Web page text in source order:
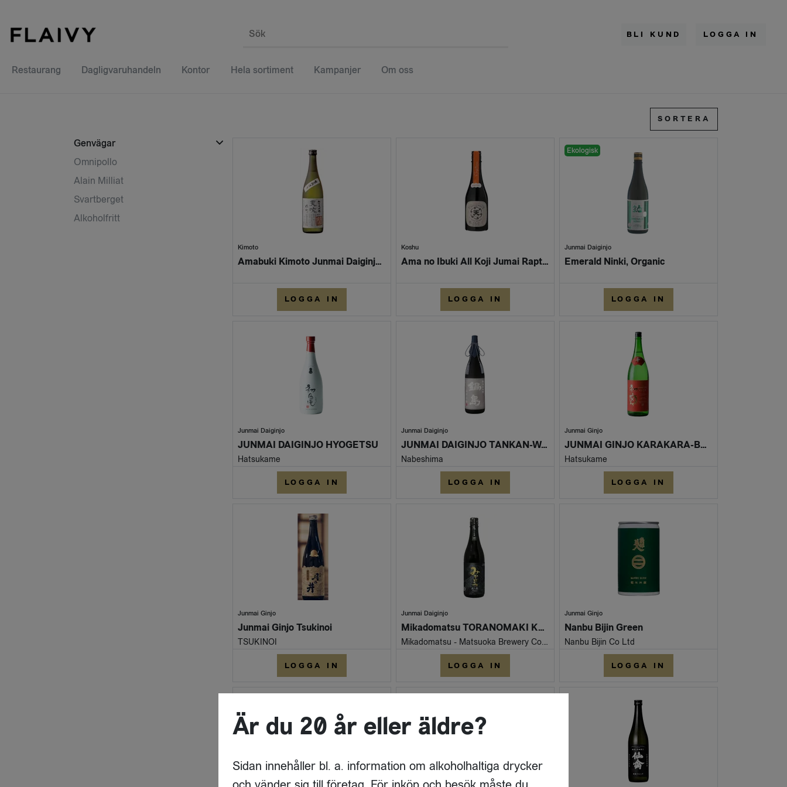
Sök BLI KUND LOGGA IN
Restaurang Dagligvaruhandeln Kontor Hela sortiment Kampanjer Om oss
SORTERA
Genvägar
Omnipollo
Alain Milliat
Svartberget
Alkoholfritt
Kimoto
Amabuki Kimoto Junmai Daiginjo Omachi
LOGGA IN
Koshu
Ama no Ibuki All Koji Jumai Rapture 2007
LOGGA IN
Ekologisk
Junmai Daiginjo
Emerald Ninki, Organic
LOGGA IN
Junmai Daiginjo
JUNMAI DAIGINJO HYOGETSU
Hatsukame
LOGGA IN
Junmai Daiginjo
JUNMAI DAIGINJO TANKAN-WATARIBUNE 1800
Nabeshima
LOGGA IN
Junmai Ginjo
JUNMAI GINJO KARAKARA-BEPPIN
Hatsukame
LOGGA IN
Junmai Ginjo
Junmai Ginjo Tsukinoi
TSUKINOI
LOGGA IN
Junmai Daiginjo
Mikadomatsu TORANOMAKI KURO
Mikadomatsu - Matsuoka Brewery Co., Ltd.
LOGGA IN
Junmai Ginjo
Nanbu Bijin Green
Nanbu Bijin Co Ltd
LOGGA IN
Är du 20 år eller äldre?
Sidan innehåller bl. a. information om alkoholhaltiga drycker